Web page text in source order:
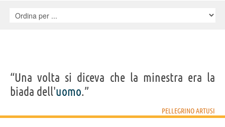
“Una volta si diceva che la minestra era la
biada dell'uomo.”
PELLEGRINO ARTUSI